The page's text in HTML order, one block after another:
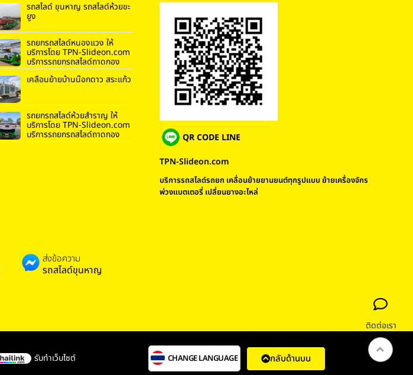
รถสไลด์ ขุนหาญ รถสไลด์ห้วยขะ
ยูง
รถยกรถสไลด์หนองแวง ให้
บริการโดย TPN-Slideon.com
บริการรถยกรถสไลด์ถาดกอง
เคลื่อนย้ายบ้านน๊อกดาว สระแก้ว
รถยกรถสไลด์ห้วยสำราญ ให้
บริการโดย TPN-Slideon.com
บริการรถยกรถสไลด์ถาดกอง
QR CODE LINE
TPN-Slideon.com
บริการรถสไลด์รถยก เคลื่อนย้ายยานยนต์ทุกรูปแบบ ย้ายเครื่องจักร
พ่วงแบตเตอรี่ เปลี่ยนยางอะไหล่
ส่งข้อความ
รถสไลด์ขุนหาญ
รับทำเว็บไซต์ CHANGE LANGUAGE กลับด้านบน
ติดต่อเรา